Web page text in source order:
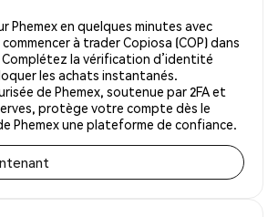
Phemex en quelques minutes avec
à trader Copiosa (COP) dans
la vérification d’identité
les achats instantanés.
de Phemex, soutenue par 2FA et
protège votre compte dès le
Phemex une plateforme de confiance.